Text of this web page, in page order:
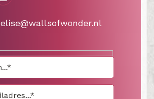
elise@wallsofwonder.nl